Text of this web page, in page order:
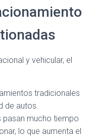
y vehicular, el
tradicionales
de autos.
pasan mucho tiempo
lo que aumenta el